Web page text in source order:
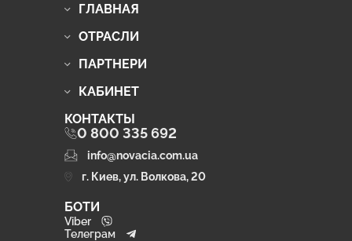
ГЛАВНАЯ
ОТРАСЛИ
ПАРТНЕРИ
КАБИНЕТ
КОНТАКТЫ
0 800 335 692
info@novacia.com.ua
г. Киев, ул. Волкова, 20
БОТИ
Viber
Телеграм